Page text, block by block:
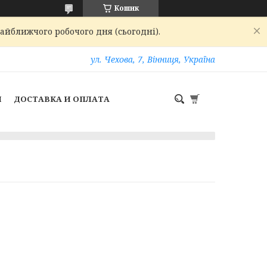
Кошик
робочого дня (сьогодні).
ул. Чехова, 7, Вінниця, Україна
ДОСТАВКА И ОПЛАТА